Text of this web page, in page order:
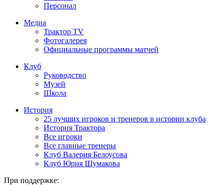
Персонал
Медиа
Трактор TV
Фотогалерея
Официальные программы матчей
Клуб
Руководство
Музей
Школа
История
25 лучших игроков и тренеров в истории клуба
История Трактора
Все игроки
Все главные тренеры
Клуб Валерия Белоусова
Клуб Юрия Шумакова
При поддержке: